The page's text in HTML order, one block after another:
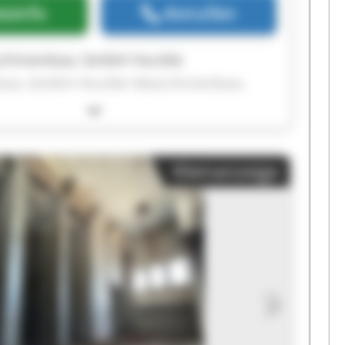
Anrufen
Maschinenbau GmbH Huckle
Maschinenbau GmbH Huckle
GmbH Huckle Maschinenbau
Maschinenbau GmbH Huckle
GmbH Huckle Maschinenbau
Maschinenbau GmbH Huckle
GmbH Huckle Maschinenbau
Maschinenbau GmbH Huckle
GmbH Huckle Maschinenbau
Maschinenbau GmbH Huckle
Kleinanzeige